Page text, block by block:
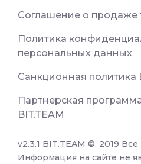
Соглашение о продаже
Политика
персональных данных
Санкционная политика
Партнерская
BIT.TEAM
v2.3.1 BIT.TEAM ©. 2019
Информация на сайте не